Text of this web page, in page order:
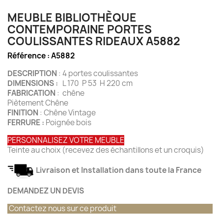
MEUBLE BIBLIOTHÈQUE
CONTEMPORAINE PORTES
COULISSANTES RIDEAUX A5882
Référence :A5882
DESCRIPTION : 4 portes coulissantes
DIMENSIONS : L 170 P 53 H 220 cm
FABRICATION : chêne
Piètement Chêne
FINITION : Chêne Vintage
FERRURE : Poignée bois
PERSONNALISEZ VOTRE MEUBLE
Teinte au choix (recevez des échantillons et un croquis)
Livraison et Installation dans toute la France
DEMANDEZ UN DEVIS
Contactez nous sur ce produit